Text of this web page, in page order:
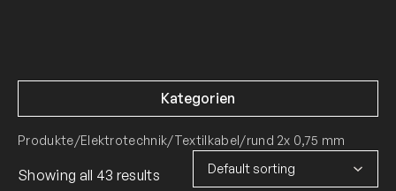
Kategorien
Produkte/Elektrotechnik/Textilkabel/rund 2x 0,75 mm
Showing all 43 results